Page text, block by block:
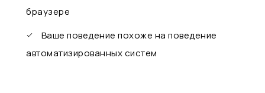
браузере
Ваше поведение похоже на поведение
автоматизированных систем